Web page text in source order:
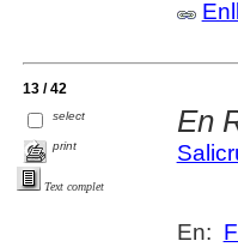
13 / 42
select
print
Text complet
En
En: